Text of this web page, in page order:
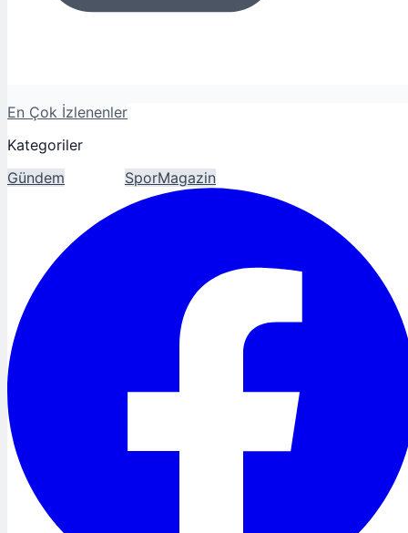
En Çok İzlenenler
Kategoriler
Gündem
SporMagazin